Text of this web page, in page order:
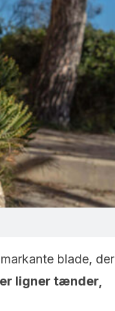
blade, der
ligner tænder,